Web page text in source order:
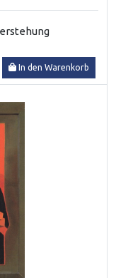
In den Warenkorb